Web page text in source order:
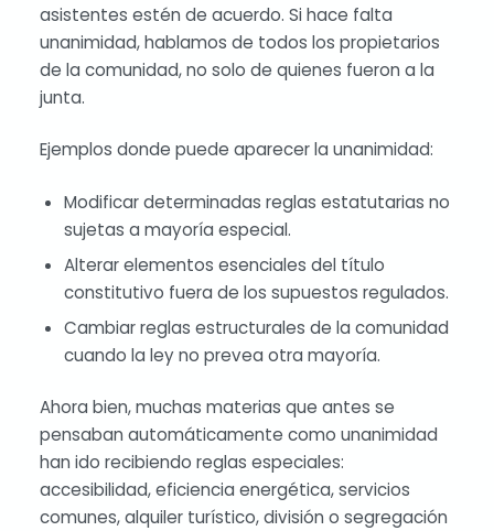
asistentes estén de acuerdo. Si hace falta
unanimidad, hablamos de todos los propietarios
de la comunidad, no solo de quienes fueron a la
junta.
Ejemplos donde puede aparecer la unanimidad:
Modificar determinadas reglas estatutarias no
sujetas a mayoría especial.
Alterar elementos esenciales del título
constitutivo fuera de los supuestos regulados.
Cambiar reglas estructurales de la comunidad
cuando la ley no prevea otra mayoría.
Ahora bien, muchas materias que antes se
pensaban automáticamente como unanimidad
han ido recibiendo reglas especiales:
accesibilidad, eficiencia energética, servicios
comunes, alquiler turístico, división o segregación